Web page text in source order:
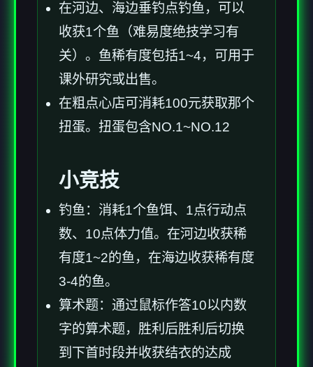
在河边、海边垂钓点钓鱼，可以
收获1个鱼（难易度绝技学习有
关）。鱼稀有度包括1~4，可用于
课外研究或出售。
在粗点心店可消耗100元获取那个
扭蛋。扭蛋包含NO.1~NO.12
小竞技
钓鱼：消耗1个鱼饵、1点行动点
数、10点体力值。在河边收获稀
有度1~2的鱼，在海边收获稀有度
3-4的鱼。
算术题：通过鼠标作答10以内数
字的算术题，胜利后胜利后切换
到下首时段并收获结衣的达成